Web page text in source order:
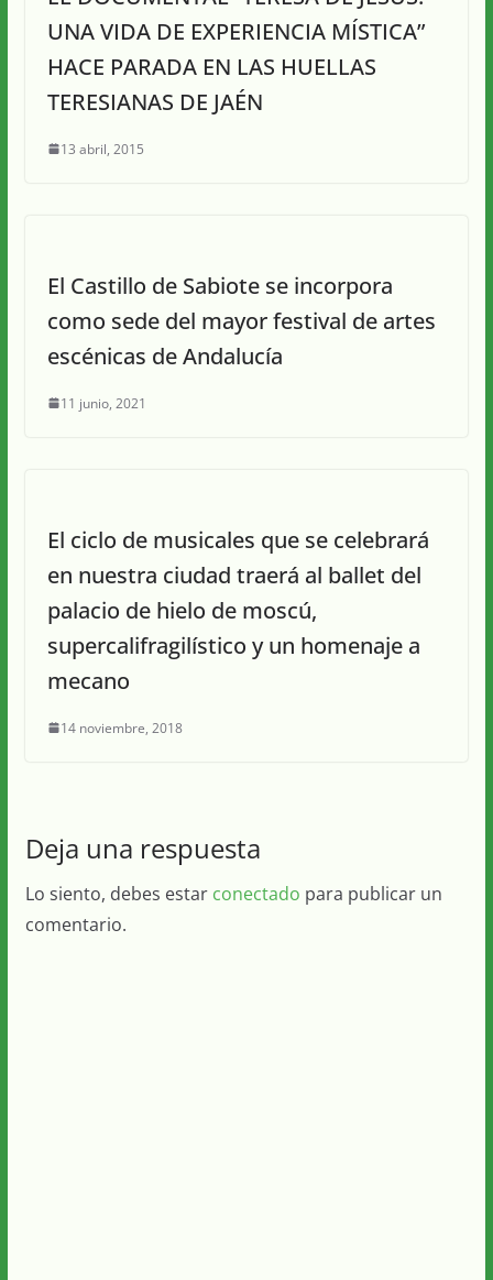
UNA VIDA DE EXPERIENCIA MÍSTICA”
HACE PARADA EN LAS HUELLAS
TERESIANAS DE JAÉN
13 abril, 2015
El Castillo de Sabiote se incorpora
como sede del mayor festival de artes
escénicas de Andalucía
11 junio, 2021
El ciclo de musicales que se celebrará
en nuestra ciudad traerá al ballet del
palacio de hielo de moscú,
supercalifragilístico y un homenaje a
mecano
14 noviembre, 2018
Deja una respuesta
Lo siento, debes estar conectado para publicar un
comentario.